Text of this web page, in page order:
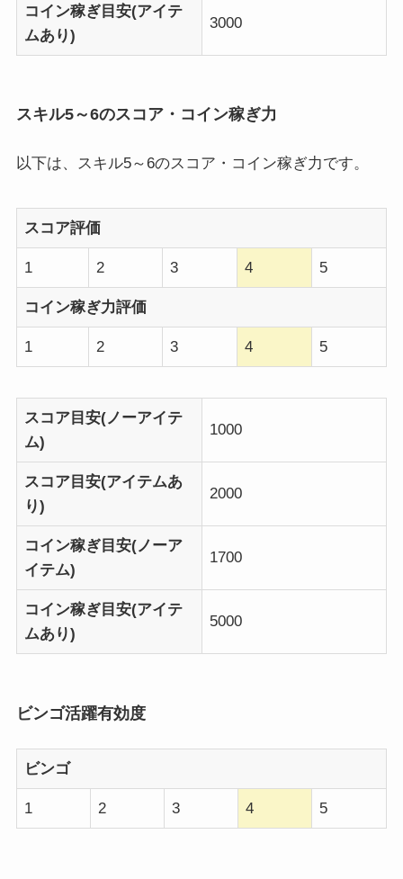
コイン稼ぎ目安(アイテ
ムあり)
3000
スキル5～6のスコア・コイン稼ぎ力
以下は、スキル5～6のスコア・コイン稼ぎ力です。
スコア評価
1 2 3 4 5
コイン稼ぎ力評価
1 2 3 4 5
スコア目安(ノーアイテ
ム)
1000
スコア目安(アイテムあ
り)
2000
コイン稼ぎ目安(ノーア
イテム)
1700
コイン稼ぎ目安(アイテ
ムあり)
5000
ビンゴ活躍有効度
ビンゴ
1 2 3 4 5